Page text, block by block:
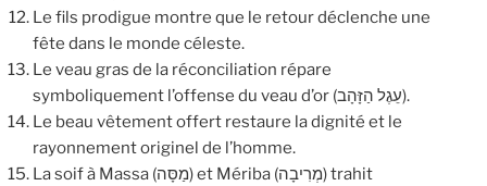
Le fils prodigue montre que le retour déclenche une
fête dans le monde céleste.
Le veau gras de la réconciliation répare
symboliquement l’offense du veau d’or (עֵגֶל הַזָּהָב).
Le beau vêtement offert restaure la dignité et le
rayonnement originel de l’homme.
La soif à Massa (מַסָּה) et Mériba (מְרִיבָה) trahit